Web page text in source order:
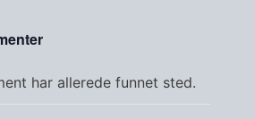
har allerede funnet sted.